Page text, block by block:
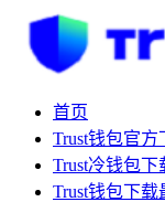
首页
Trust钱包官方
Trust冷钱包下
Trust钱包下载